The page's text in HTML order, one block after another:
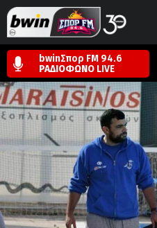
bwinΣπορ FM 94.6
ΡΑΔΙΟΦΩΝΟ LIVE